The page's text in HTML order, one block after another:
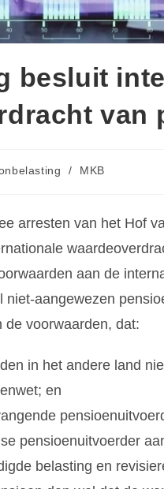
besluit
van
/ MKB
arresten van het Hof
aan de
niet-aangewezen
de voorwaarden, dat:
in het andere land
en
pensioenuitvoerder
belasting en